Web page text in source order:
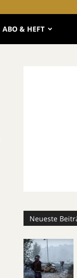
ABO & HEFT
Neueste